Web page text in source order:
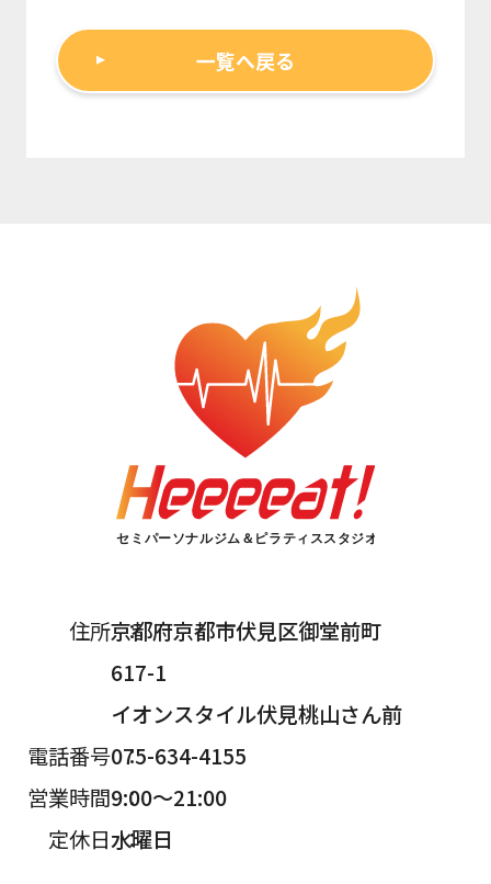
一覧へ戻る
住所京都府京都市伏見区御堂前町
617-1
イオンスタイル伏見桃山さん前
電話番号075-634-4155
営業時間9:00～21:00
定休日水曜日